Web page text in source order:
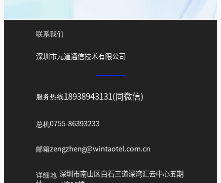
联系我们
深圳市元道通信技术有限公司
服务热线18938943131(同微信)
总机0755-86393233
邮箱zengzheng@wintaotel.com.cn
详细地 深圳市南山区白石三道深湾汇云中心五期